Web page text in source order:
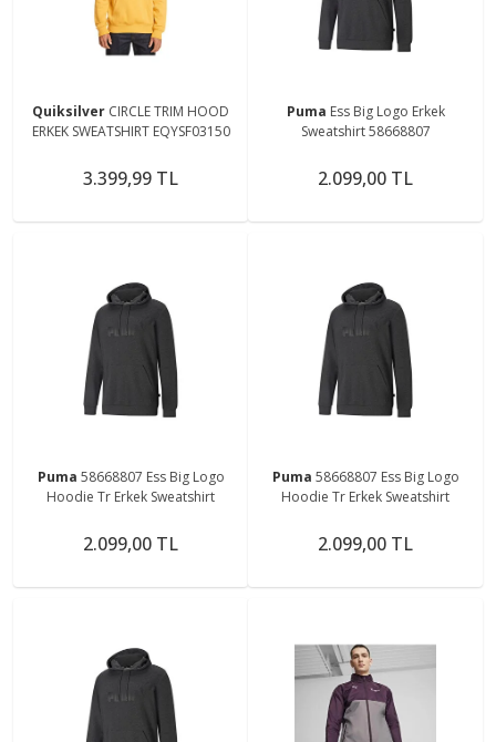
Quiksilver CIRCLE TRIM HOOD
ERKEK SWEATSHIRT EQYSF03150
3.399,99 TL
Puma Ess Big Logo Erkek
Sweatshirt 58668807
2.099,00 TL
Puma 58668807 Ess Big Logo
Hoodie Tr Erkek Sweatshirt
2.099,00 TL
Puma 58668807 Ess Big Logo
Hoodie Tr Erkek Sweatshirt
2.099,00 TL